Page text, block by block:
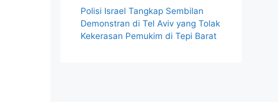
Polisi Israel Tangkap Sembilan
Demonstran di Tel Aviv yang Tolak
Kekerasan Pemukim di Tepi Barat